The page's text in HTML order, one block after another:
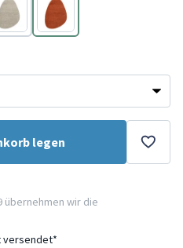
Terracotta
legen
übernehmen wir die
versendet*